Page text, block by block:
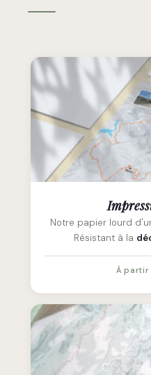
Notre papier lourd
Résistant à la
À partir